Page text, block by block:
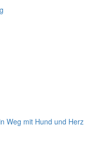
Weg mit Hund und Herz